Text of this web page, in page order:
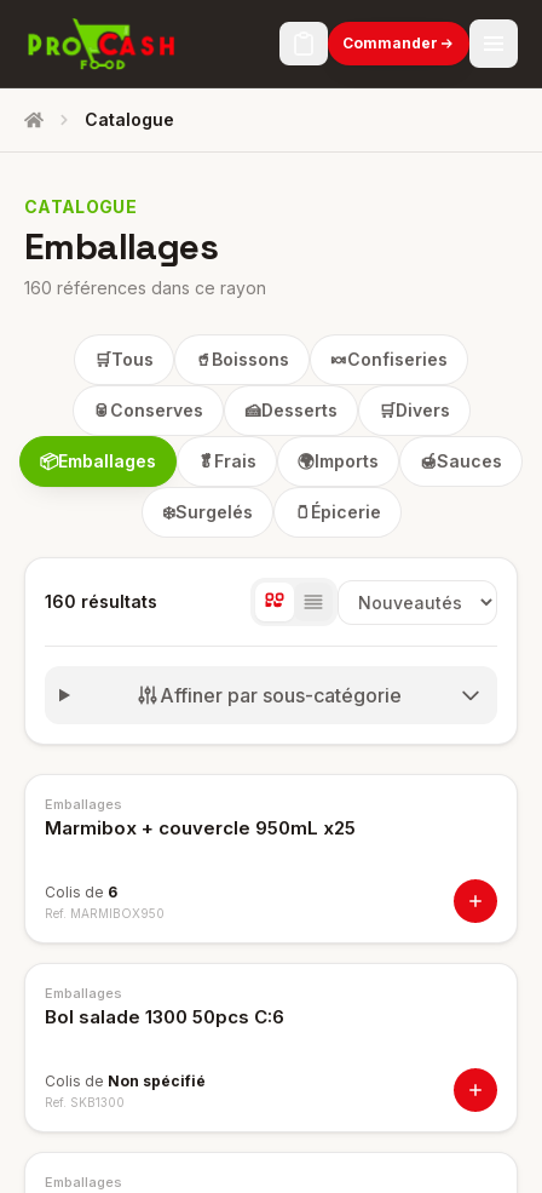
Commander
Accueil Catalogue
CATALOGUE
Emballages
160 références dans ce rayon
🛒Tous 🥤 Boissons 🍬Confiseries
🥫 Conserves 🍰Desserts 🛒Divers
📦Emballages 🥬 Frais 🌍Imports 🍯Sauces
❄️Surgelés 🫙 Épicerie
160 résultats
Trier les produits
Affiner par sous-catégorie
Emballages
Marmibox + couvercle 950mL x25
Colis de 6
Ref. MARMIBOX950
Emballages
Bol salade 1300 50pcs C:6
Colis de Non spécifié
Ref. SKB1300
Emballages